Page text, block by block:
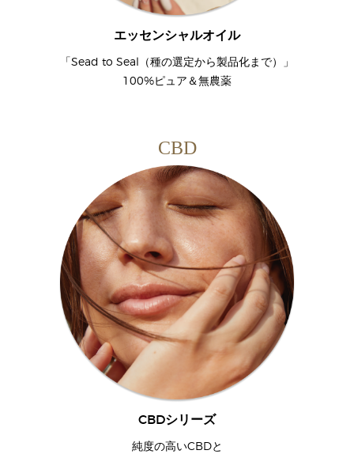
エッセンシャルオイル
「Sead to Seal（種の選定から製品化まで）」
100%ピュア＆無農薬
CBD
CBDシリーズ
純度の高いCBDと